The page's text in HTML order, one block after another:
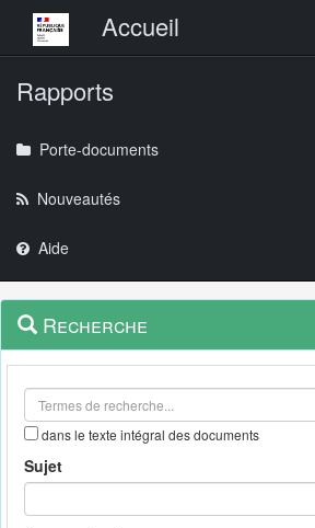
Menu principalAccueil
Rapports
Porte-documents
Nouveautés
Aide
Navigation
outils
Menu
contextuel
Recherche
dans le texte intégral des documents
Sujet